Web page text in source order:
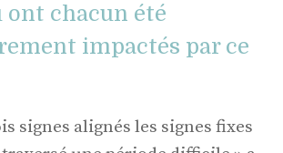
ont chacun été
impactés par ce
signes alignés les signes fixes